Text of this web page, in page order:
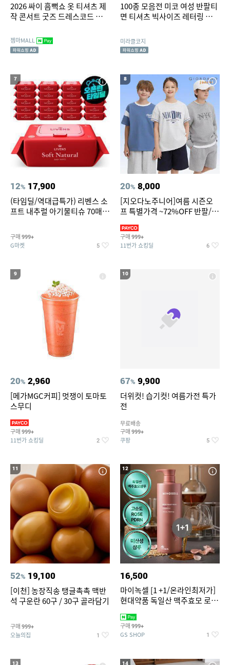
2026 싸이 흠뻑쇼 옷 티셔츠 제
작 콘서트 굿즈 드레스코드 파란
젬마MALL
100종 모음전 미코 여성 반팔티
면 티셔츠 빅사이즈 레터링 기본
미라클코지
7
12% 17,900
(타임딜/역대급특가) 리벤스 소
프트 내추럴 아기물티슈 70매
구매 999+
G마켓 5
8
20% 8,000
[지오다노주니어]여름 시즌오
프 특별가격 ~72%OFF 반팔/반
구매 999+
11번가 쇼킹딜 6
9
20% 2,960
[메가MGC커피] 멋쟁이 토마토
스무디
구매 999+
11번가 쇼킹딜 2
10
67% 9,900
더위컷! 습기컷! 여름가전 특가
전
무료배송
구매 999+
쿠팡 5
11
52% 19,100
[이천] 농장직송 탱글촉촉 맥반
석 구운란 60구 / 30구 골라담기
구매 999+
오늘의집 1
12
16,500
마이녹셀 [1 +1/온라인최저가]
현대약품 독일산 맥주효모 로즈
1000ml (정가 100,000원)
구매 999+
GS SHOP 1
13 14